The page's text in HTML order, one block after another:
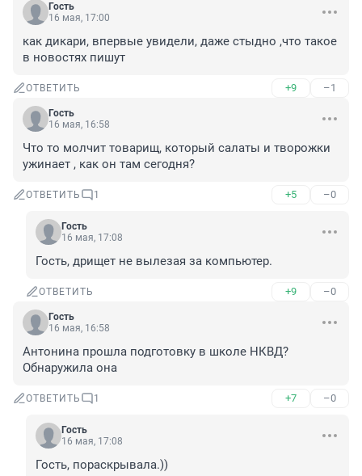
Гость
16 мая, 17:00
как дикари, впервые увидели, даже стыдно ,что такое
в новостях пишут
ОТВЕТИТЬ +9 –1
Гость
16 мая, 16:58
Что то молчит товарищ, который салаты и творожки
ужинает , как он там сегодня?
ОТВЕТИТЬ 1 +5 –0
Гость
16 мая, 17:08
Гость, дрищет не вылезая за компьютер.
ОТВЕТИТЬ +9 –0
Гость
16 мая, 16:58
Антонина прошла подготовку в школе НКВД?
Обнаружила она
ОТВЕТИТЬ 1 +7 –0
Гость
16 мая, 17:08
Гость, пораскрывала.))